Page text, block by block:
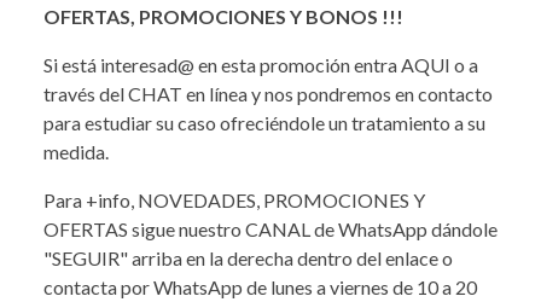
OFERTAS, PROMOCIONES Y BONOS !!!
Si está interesad@ en esta promoción entra AQUI o a
través del CHAT en línea y nos pondremos en contacto
para estudiar su caso ofreciéndole un tratamiento a su
medida.
Para +info, NOVEDADES, PROMOCIONES Y
OFERTAS sigue nuestro CANAL de WhatsApp dándole
"SEGUIR" arriba en la derecha dentro del enlace o
contacta por WhatsApp de lunes a viernes de 10 a 20